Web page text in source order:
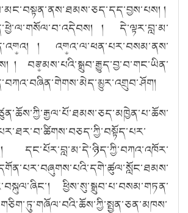
།
། དེ་ལྟར་བླ་མ་
། འག༵འ་ལ་ཕན་པར་བསམ་ནས་
། བརྩ༵མས་པའི་སྒྲུབ་རྒྱུད་བྱ་བ་གང་ཡིན་
དང་པོར་བླ་མ་དེ་ཉིད་ཀྱི་བཀའ་འཁོར་
ཕྱིས་སུ་སྒྲུབ་པ་བསམ་གཏན་